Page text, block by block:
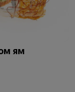
ям